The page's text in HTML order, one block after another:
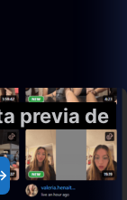
previa de